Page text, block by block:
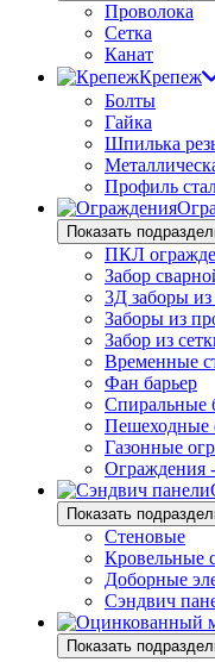
Проволока
Сетка
Канат
Крепеж
Болты
Гайка
Шпилька
Профиль
Показать
ПКЛ
Забор
3Д заборы
Заборы из
Забор из
Временные
Фан барьер
Спиральные
Пешеходные
Газонные
Ограждения
Показать
Стеновые
Кровельные
Доборные
Сэндвич
Показать